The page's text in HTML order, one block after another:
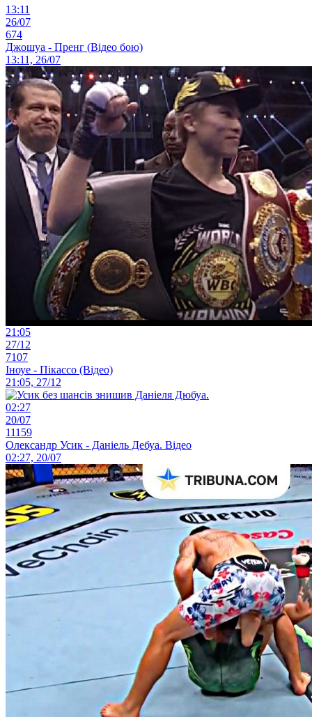
13:11
26/07
674
Джошуа - Пренг (Відео бою)
13:11, 26/07
21:05
27/12
7107
Іноуе - Пікассо (Відео)
21:05, 27/12
02:27
20/07
11159
Олександр Усик - Даніель Дебуа. Відео
02:27, 20/07